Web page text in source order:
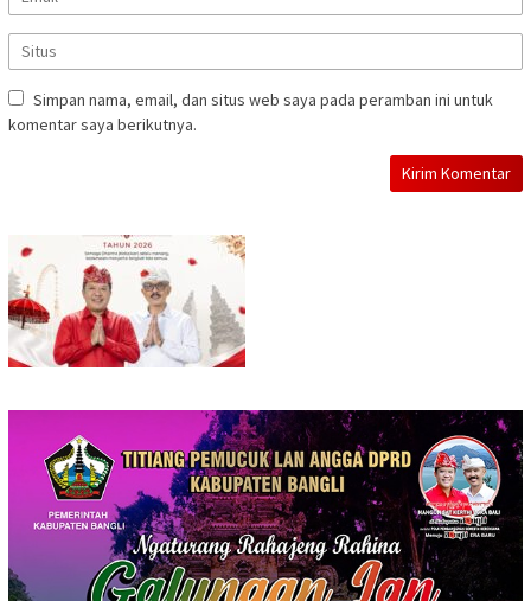
Simpan nama, email, dan situs web saya pada peramban ini untuk
komentar saya berikutnya.